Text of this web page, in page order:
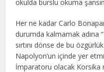
okulda burslu okuma
Her ne kadar Carlo
durumda kalmamak adına “
sırtını dönse de bu
Napolyon’un içinde yer
İmparatoru olacak Korsika